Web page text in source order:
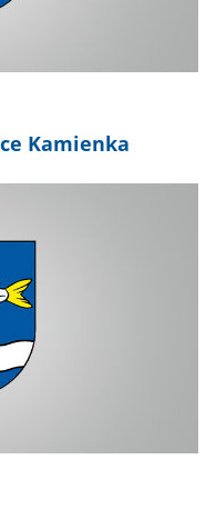
Kamienka